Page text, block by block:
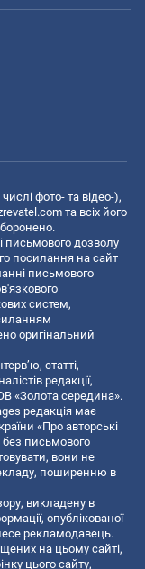
фото- та відео-),
та всіх його
письмового дозволу
посилання на сайт
письмового
систем,
оригінальний
статті,
редакції,
«Золота середина».
редакція має
«Про авторські
без письмового
вони не
поширенню в
викладену в
опублікованої
рекламодавець.
на цьому сайті,
цього сайту,